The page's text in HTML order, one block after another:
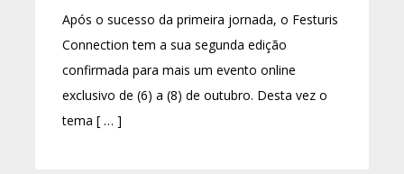
Após o sucesso da primeira jornada, o Festuris
Connection tem a sua segunda edição
confirmada para mais um evento online
exclusivo de (6) a (8) de outubro. Desta vez o
tema [ … ]